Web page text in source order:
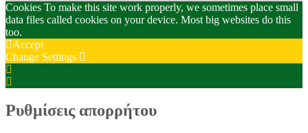
Cookies To make this site work properly, we sometimes place small
data files called cookies on your device. Most big websites do this
too.
Accept
Change Settings
Settings
Ρυθμίσεις απορρήτου